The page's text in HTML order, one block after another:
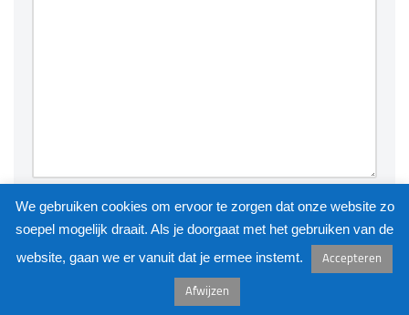
KUNSTKAST © 2026
| Mogelijk gemaakt door
We gebruiken cookies om ervoor te zorgen dat onze website zo
soepel mogelijk draait. Als je doorgaat met het gebruiken van de
website, gaan we er vanuit dat je ermee instemt.
Accepteren
Afwijzen